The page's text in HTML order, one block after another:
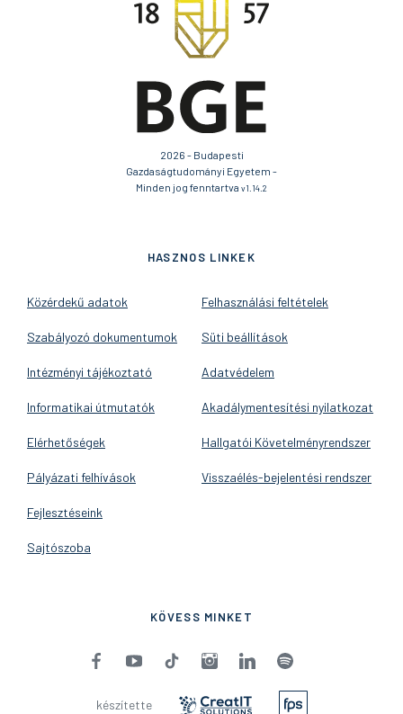
2026 - Budapesti
Gazdaságtudományi Egyetem -
Minden jog fenntartva v1.14.2
HASZNOS LINKEK
Közérdekű adatok
Szabályozó dokumentumok
Intézményi tájékoztató
Informatikai útmutatók
Elérhetőségek
Pályázati felhívások
Fejlesztéseink
Sajtószoba
Felhasználási feltételek
Süti beállítások
Adatvédelem
Akadálymentesítési nyilatkozat
Hallgatói Követelményrendszer
Visszaélés-bejelentési rendszer
KÖVESS MINKET
készítette